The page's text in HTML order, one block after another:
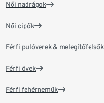
Női nadrágok
Női cipők
Férfi pulóverek & melegítőfelsők
Férfi övek
Férfi fehérneműk